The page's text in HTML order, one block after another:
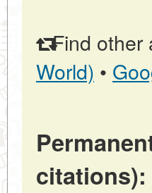
Find other
World) •
citations):